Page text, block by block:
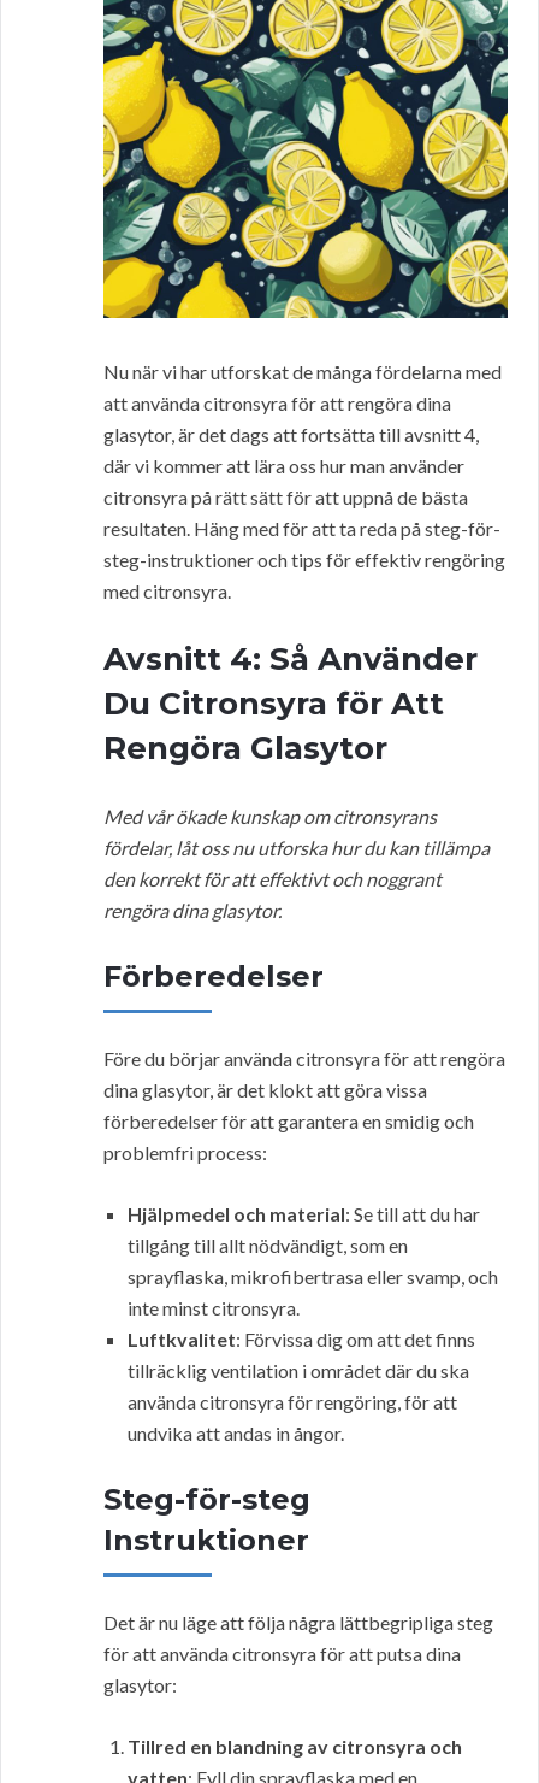
Nu när vi har utforskat de många fördelarna med
att använda citronsyra för att rengöra dina
glasytor, är det dags att fortsätta till avsnitt 4,
där vi kommer att lära oss hur man använder
citronsyra på rätt sätt för att uppnå de bästa
resultaten. Häng med för att ta reda på steg-för-
steg-instruktioner och tips för effektiv rengöring
med citronsyra.
Avsnitt 4: Så Använder
Du Citronsyra för Att
Rengöra Glasytor
Med vår ökade kunskap om citronsyrans
fördelar, låt oss nu utforska hur du kan tillämpa
den korrekt för att effektivt och noggrant
rengöra dina glasytor.
Förberedelser
Före du börjar använda citronsyra för att rengöra
dina glasytor, är det klokt att göra vissa
förberedelser för att garantera en smidig och
problemfri process:
Hjälpmedel och material: Se till att du har
tillgång till allt nödvändigt, som en
sprayflaska, mikrofibertrasa eller svamp, och
inte minst citronsyra.
Luftkvalitet: Förvissa dig om att det finns
tillräcklig ventilation i området där du ska
använda citronsyra för rengöring, för att
undvika att andas in ångor.
Steg-för-steg
Instruktioner
Det är nu läge att följa några lättbegripliga steg
för att använda citronsyra för att putsa dina
glasytor:
Tillred en blandning av citronsyra och
vatten: Fyll din sprayflaska med en